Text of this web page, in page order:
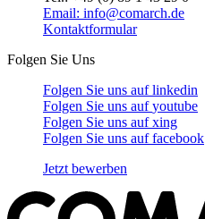
Email: info@comarch.de
Kontaktformular
Folgen Sie Uns
Folgen Sie uns auflinkedin
Folgen Sie uns aufyoutube
Folgen Sie uns aufxing
Folgen Sie uns auffacebook
Jetzt bewerben